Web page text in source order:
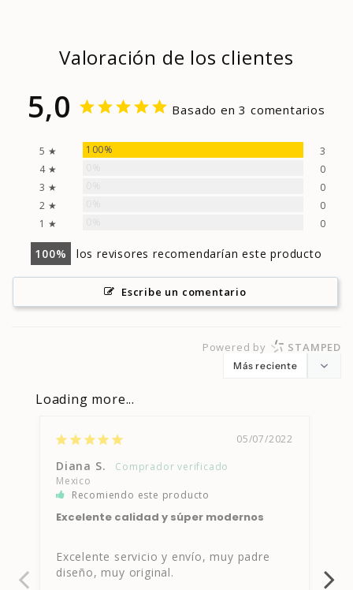
"minimum_of"=>"Minimum
quantity
"maximum_of"=>"Maximum
quantity
Valoración de los clientes
5,0 Basado en 3 comentarios
5 ★ 100%
3
4 ★
0
3 ★
0
2 ★
0
1 ★
0
100 los revisores recomendarían este producto
Escribe un comentario
Powered by STAMPED
Loading more...
05/07/2022
Diana S.
Mexico
Recomiendo este producto
Excelente calidad y súper modernos
Excelente servicio y envío, muy padre
diseño, muy original.